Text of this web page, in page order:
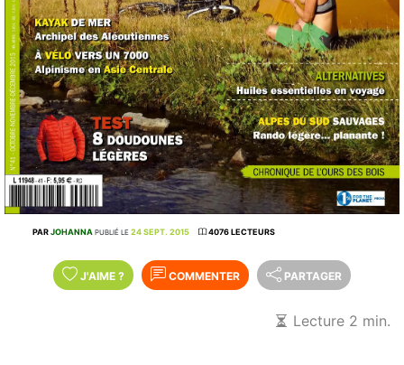
PARJOHANNA PUBLIÉ LE 24 SEPT. 2015 4076 LECTEURS
J'AIME ? COMMENTER PARTAGER
Lecture 2 min.